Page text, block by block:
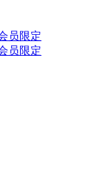
员限定
员限定